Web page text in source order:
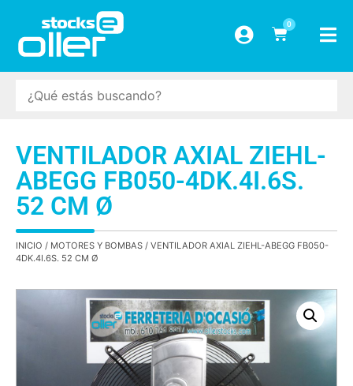
0
VENTILADOR AXIAL ZIEHL-
ABEGG FB050-4DK.4I.6S.
52 CM Ø
INICIO / MOTORES Y BOMBAS / VENTILADOR AXIAL ZIEHL-ABEGG FB050-
4DK.4I.6S. 52 CM Ø